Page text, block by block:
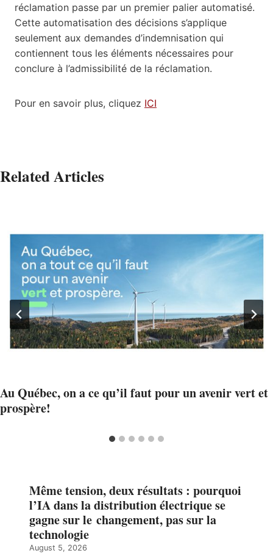
réclamation passe par un premier palier automatisé.
Cette automatisation des décisions s’applique
seulement aux demandes d’indemnisation qui
contiennent tous les éléments nécessaires pour
conclure à l’admissibilité de la réclamation.
Pour en savoir plus, cliquez ICI
Related Articles
Au Québec, on a ce qu’il faut pour un avenir vert et
prospère!
Même tension, deux résultats : pourquoi
l’IA dans la distribution électrique se
gagne sur le changement, pas sur la
technologie
August 5, 2026